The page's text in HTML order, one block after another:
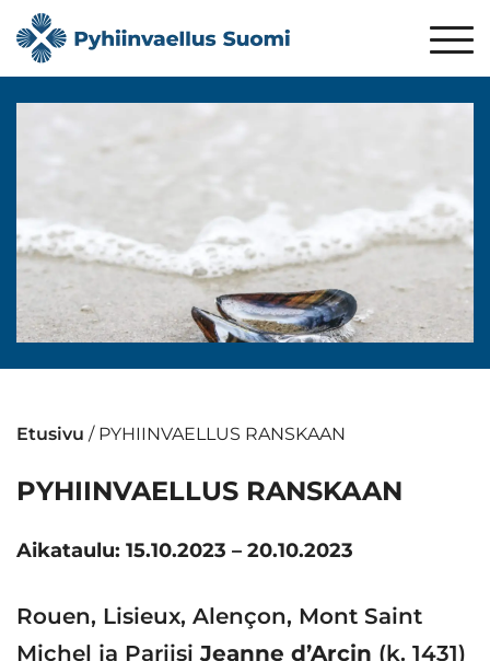
Etusivu / PYHIINVAELLUS RANSKAAN
PYHIINVAELLUS RANSKAAN
Aikataulu: 15.10.2023 – 20.10.2023
Rouen, Lisieux, Alençon, Mont Saint
Michel ja Pariisi Jeanne d’Arcin (k. 1431)